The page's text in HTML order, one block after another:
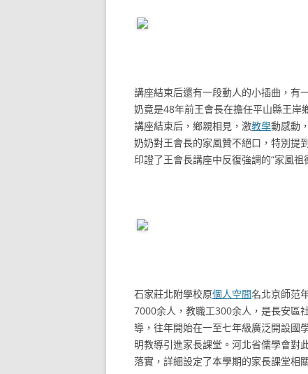
講座結束后還有一段動人的小插曲，有
奶竟是48年前王會長在擔任平山縣王岸
講座結束后，鄉親相見，激教學動感動
奶奶對王會長的家風贊不絕口，特別提
印證了王會長講座中反復強調的“家風祖
石家莊北附學校原個人空間名北京師范
7000余人，教職工300余人，是長安區
導，往年開始在一至七年級廣泛開設國
明教導引進家長課堂。河北省儒學會對
落實，詳細設定了本學期的家長課堂相